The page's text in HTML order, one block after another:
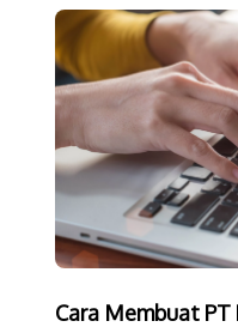
Cara Membuat